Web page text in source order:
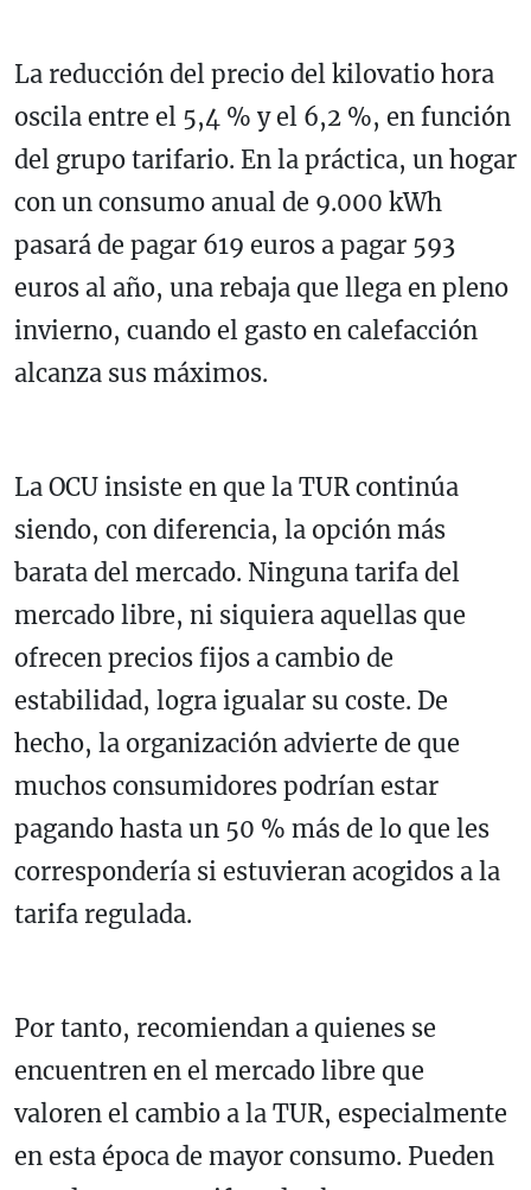
La reducción del precio del kilovatio hora
oscila entre el 5,4 % y el 6,2 %, en función
del grupo tarifario. En la práctica, un hogar
con un consumo anual de 9.000 kWh
pasará de pagar 619 euros a pagar 593
euros al año, una rebaja que llega en pleno
invierno, cuando el gasto en calefacción
alcanza sus máximos.
La OCU insiste en que la TUR continúa
siendo, con diferencia, la opción más
barata del mercado. Ninguna tarifa del
mercado libre, ni siquiera aquellas que
ofrecen precios fijos a cambio de
estabilidad, logra igualar su coste. De
hecho, la organización advierte de que
muchos consumidores podrían estar
pagando hasta un 50 % más de lo que les
correspondería si estuvieran acogidos a la
tarifa regulada.
Por tanto, recomiendan a quienes se
encuentren en el mercado libre que
valoren el cambio a la TUR, especialmente
en esta época de mayor consumo. Pueden